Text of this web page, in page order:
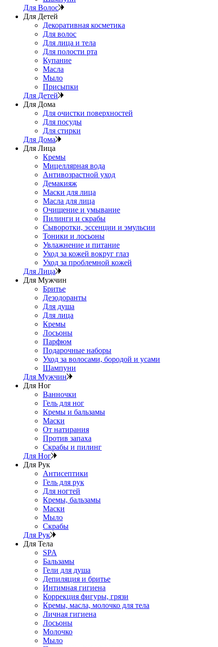
Для Волос
Для Детей
Декоративная косметика
Для волос
Для лица и тела
Для полости рта
Купание
Масла
Мыло
Присыпки
Для Детей
Для Дома
Для очистки поверхностей
Для посуды
Для стирки
Для Дома
Для Лица
Кремы
Мицеллярная вода
Антивозрастной уход
Демакияж
Маски для лица
Масла для лица
Очищение и умывание
Пилинги и скрабы
Сыворотки, эссенции и эмульсии
Тоники и лосьоны
Увлажнение и питание
Уход за кожей вокруг глаз
Уход за проблемной кожей
Для Лица
Для Мужчин
Бритье
Дезодоранты
Для душа
Для лица
Кремы
Лосьоны
Парфюм
Подарочные наборы
Уход за волосами, бородой и усами
Шампуни
Для Мужчин
Для Ног
Ванночки
Гель для ног
Кремы и бальзамы
Маски
От натирания
Против запаха
Скрабы и пилинг
Для Ног
Для Рук
Антисептики
Гель для рук
Для ногтей
Кремы, бальзамы
Маски
Мыло
Скрабы
Для Рук
Для Тела
SPA
Бальзамы
Гели для душа
Депиляция и бритье
Интимная гигиена
Коррекция фигуры, грязи
Кремы, масла, молочко для тела
Личная гигиена
Лосьоны
Молочко
Мыло